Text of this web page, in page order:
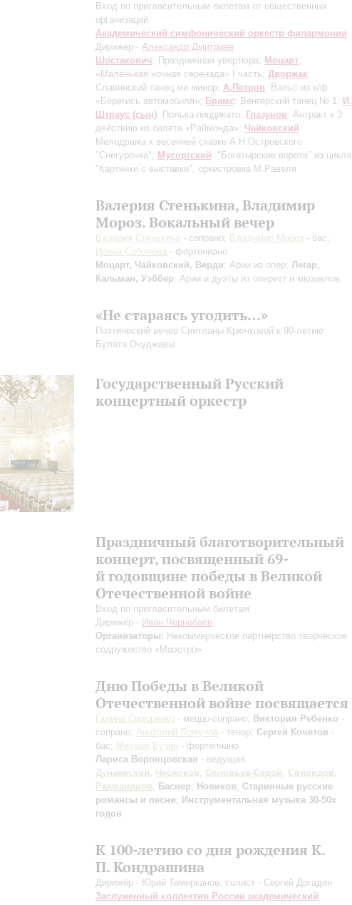
Вход по пригласительным билетам от общественных
организаций
Академический симфонический оркестр филармонии
Дирижер - Александр Дмитриев
Шостакович: Праздничная увертюра; Моцарт:
«Маленькая ночная серенада»
I часть; Дворжак:
Славянский танец ми минор; А.Петров: Вальс из к/ф
«Берегись автомобиля»; Брамс: Венгерский танец № 1; И.
Штраус (сын): Полька-пиццикато; Глазунов: Антракт к 3
действию из балета «Раймонда»; Чайковский:
Мелодрама к весенней сказке А.Н.Островского
"Снегурочка"; Мусоргский: "Богатырские ворота" из цикла
"Картинки с выставки", оркестровка М.Равеля
Валерия Стенькина, Владимир
Мороз. Вокальный вечер
Валерия Стенькина - сопрано; Владимир Мороз - бас;
Ирина Соболева - фортепиано
Моцарт, Чайковский, Верди: Арии из опер; Легар,
Кальман, Уэббер: Арии и дуэты из оперетт и мюзиклов
«Не стараясь угодить…»
Поэтический вечер Светланы Крючковой к 90-летию
Булата Окуджавы
Государственный Русский
концертный оркестр
Праздничный благотворительный
концерт, посвященный 69-
й годовщине победы в Великой
Отечественной войне
Вход по пригласительным билетам
Дирижер - Иван Чернобаев
Организаторы: Некоммерческое партнерство творческое
содружество «Маэстро»
Дню Победы в Великой
Отечественной войне посвящается
Галина Сидоренко - меццо-сопрано; Виктория Ребенко -
сопрано; Анатолий Ломунов - тенор; Сергей Кочетов -
бас; Михаил Бузин - фортепиано
Лариса Воронцовская - ведущая
Дунаевский, Чесноков, Соловьев-Седой, Свиридов,
Рахманинов; Баснер; Новиков; Старинные русские
романсы и песни; Инструментальная музыка 30-50х
годов
К 100-летию со дня рождения К.
П. Кондрашина
Дирижёр - Юрий Темирканов, солист - Сергей Догадин
Заслуженный коллектив России академический